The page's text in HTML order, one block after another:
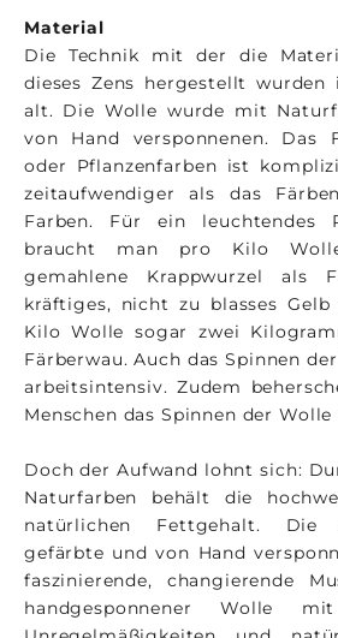
Material
Die Technik mit der die
dieses Zens hergestellt
alt. Die Wolle wurde mit
von Hand versponnenen. Das
oder Pflanzenfarben ist
zeitaufwendiger als das
Farben. Für ein leuchtendes
braucht man pro Kilo
gemahlene Krappwurzel als
kräftiges, nicht zu blasses
Kilo Wolle sogar zwei
Färberwau. Auch das Spinnen
arbeitsintensiv. Zudem
Menschen das Spinnen der
Doch der Aufwand lohnt sich:
Naturfarben behält die
natürlichen Fettgehalt. Die
gefärbte und von Hand
faszinierende, changierende
handgesponnener Wolle